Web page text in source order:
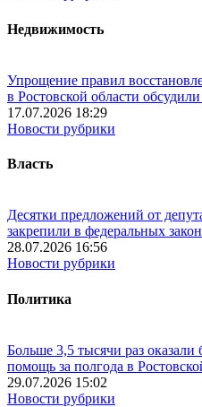
Недвижимость
Упрощение правил
в Ростовской области
17.07.2026 18:29
Новости рубрики
Власть
Десятки предложений от
закрепили в федеральных
28.07.2026 16:56
Новости рубрики
Политика
Больше 3,5 тысячи раз
помощь за полгода в
29.07.2026 15:02
Новости рубрики